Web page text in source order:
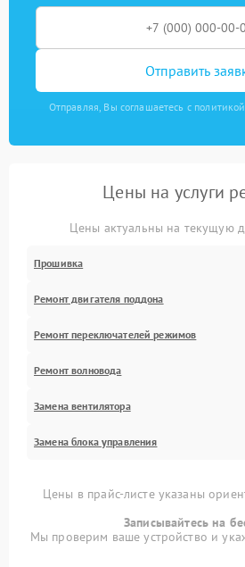
Отправить
Отправляя, Вы соглашаетесь с
Цены на услуги
Цены актуальны на текущую
Прошивка
Ремонт двигателя поддона
Ремонт переключателей режимов
Ремонт волновода
Замена вентилятора
Замена блока управления
Цены в прайс-листе указаны
Записывайтесь на
Мы проверим ваше устройство и